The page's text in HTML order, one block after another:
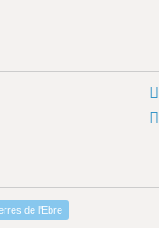
de l'Ebre